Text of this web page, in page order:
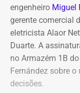
fortes ventos no
mudança de data
engenheiro Miguel
gerente comercial
eletricista Alaor
Duarte. A
no Armazém 1B
Fernández sobre
decisões.